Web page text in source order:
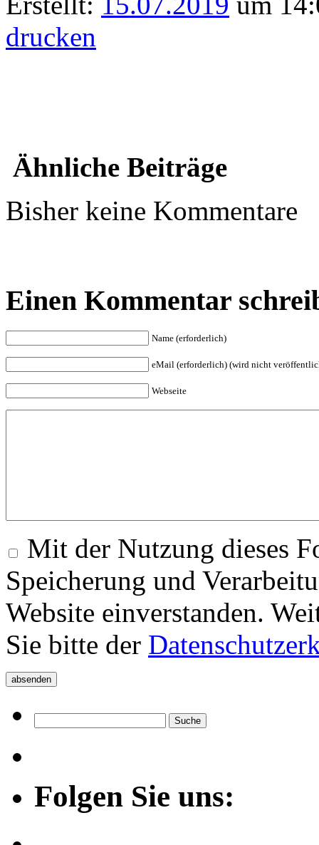
drucken
Ähnliche Beiträge
Bisher keine Kommentare
Einen Kommentar
Name (erforderlich)
eMail (erforderlich) (wird nicht
Webseite
Mit der Nutzung dieses
Speicherung und
Website einverstanden.
Sie bitte der
Folgen Sie uns: